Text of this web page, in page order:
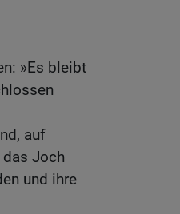
»Es bleibt
auf
das Joch
und ihre